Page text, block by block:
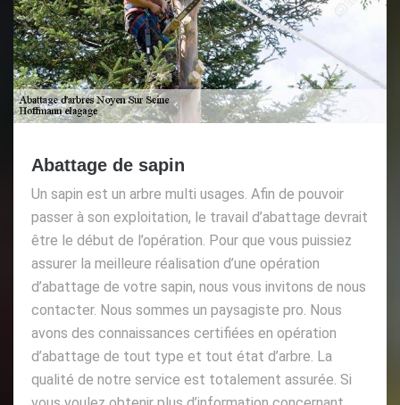
Abattage de sapin
Un sapin est un arbre multi usages. Afin de pouvoir
passer à son exploitation, le travail d’abattage devrait
être le début de l’opération. Pour que vous puissiez
assurer la meilleure réalisation d’une opération
d’abattage de votre sapin, nous vous invitons de nous
contacter. Nous sommes un paysagiste pro. Nous
avons des connaissances certifiées en opération
d’abattage de tout type et tout état d’arbre. La
qualité de notre service est totalement assurée. Si